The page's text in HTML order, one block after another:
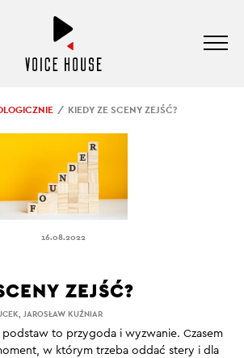
KIEDY ZE SCENY ZEJŚĆ?
16.08.2022
, JAROSŁAW KUŹNIAR
ZEJŚĆ?
to przygoda i wyzwanie. Czasem
w którym trzeba oddać stery i dla